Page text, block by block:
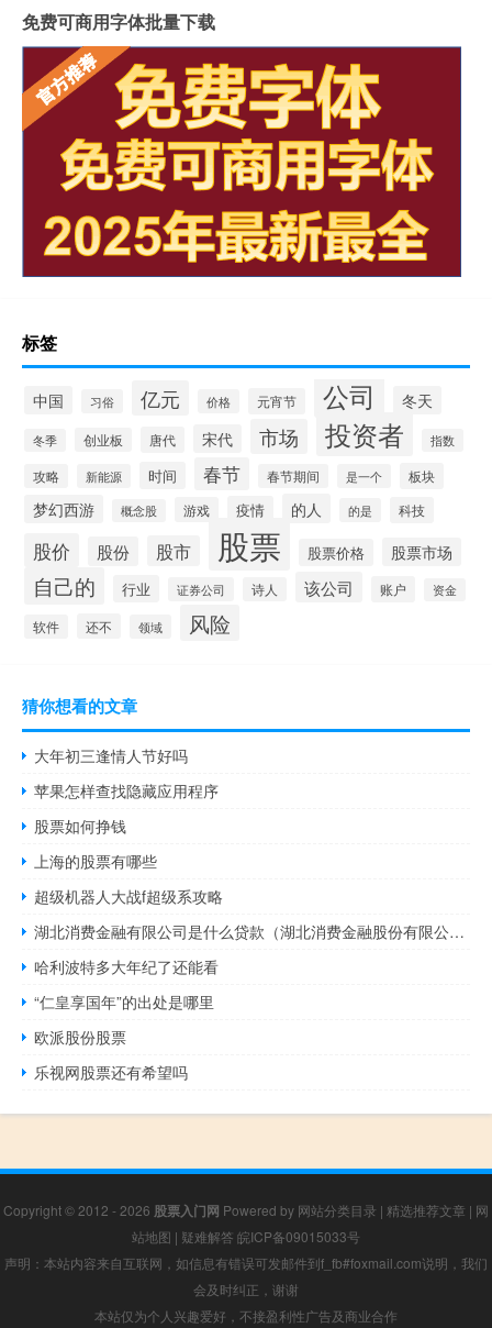
免费可商用字体批量下载
标签
中国 习俗 亿元 价格 元宵节 公司 冬天
冬季 创业板 唐代 宋代 市场 投资者 指数
攻略 新能源 时间 春节 春节期间 是一个 板块
梦幻西游 概念股 游戏 疫情 的人 的是 科技
股价 股份 股市 股票 股票价格 股票市场
自己的 行业 证券公司 诗人 该公司 账户 资金
软件 还不 领域 风险
猜你想看的文章
大年初三逢情人节好吗
苹果怎样查找隐藏应用程序
股票如何挣钱
上海的股票有哪些
超级机器人大战f超级系攻略
湖北消费金融有限公司是什么贷款（湖北消费金融股份有限公司是哪个网贷）
哈利波特多大年纪了还能看
“仁皇享国年”的出处是哪里
欧派股份股票
乐视网股票还有希望吗
Copyright © 2012 - 2026 股票入门网 Powered by 网站分类目录 | 精选推荐文章 | 网
站地图 | 疑难解答 皖ICP备09015033号
声明：本站内容来自互联网，如信息有错误可发邮件到f_fb#foxmail.com说明，我们
会及时纠正，谢谢
本站仅为个人兴趣爱好，不接盈利性广告及商业合作